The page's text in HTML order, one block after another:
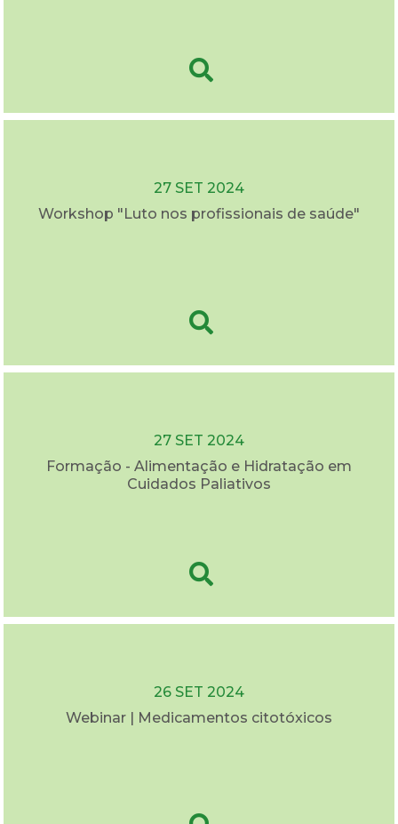
27 SET 2024
Workshop "Luto nos profissionais de saúde"
27 SET 2024
Formação - Alimentação e Hidratação em
Cuidados Paliativos
26 SET 2024
Webinar | Medicamentos citotóxicos